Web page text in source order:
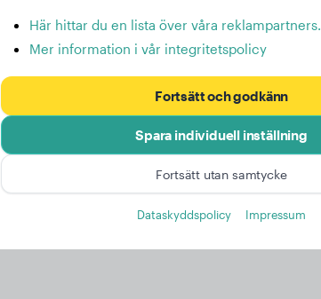
Här hittar du en lista över våra reklampartners.
Mer information i vår integritetspolicy
Fortsätt och godkänn
Spara individuell inställning
Fortsätt utan samtycke
Dataskyddspolicy Impressum